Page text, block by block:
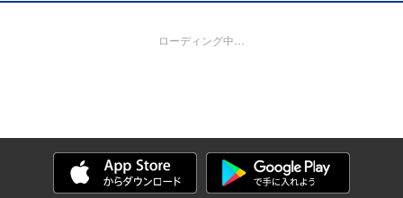
ローディング中…